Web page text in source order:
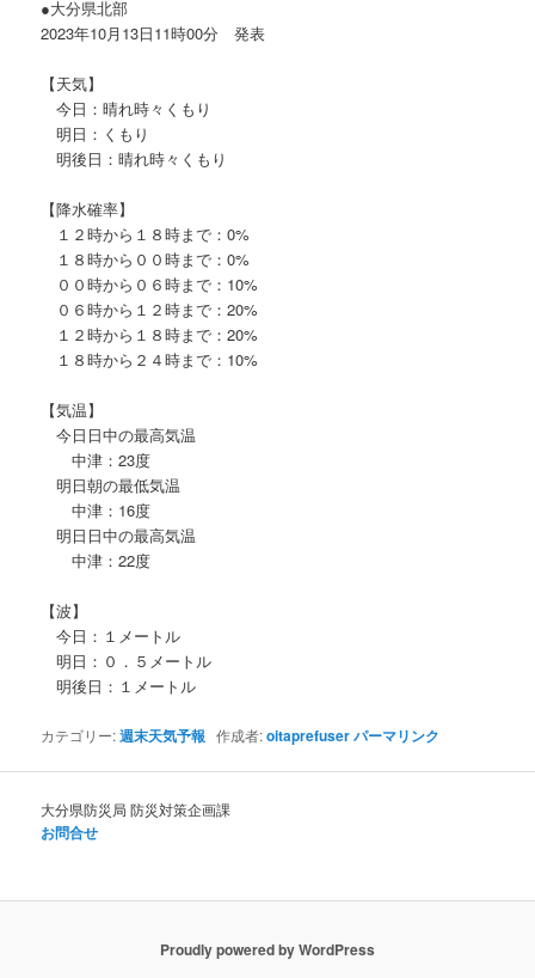
●大分県北部
2023年10月13日11時00分 発表
【天気】
今日：晴れ時々くもり
明日：くもり
明後日：晴れ時々くもり
【降水確率】
１２時から１８時まで：0%
１８時から００時まで：0%
００時から０６時まで：10%
０６時から１２時まで：20%
１２時から１８時まで：20%
１８時から２４時まで：10%
【気温】
今日日中の最高気温
中津：23度
明日朝の最低気温
中津：16度
明日日中の最高気温
中津：22度
【波】
今日：１メートル
明日：０．５メートル
明後日：１メートル
カテゴリー:週末天気予報 作成者:oitaprefuserパーマリンク
大分県防災局 防災対策企画課
お問合せ
Proudly powered by WordPress